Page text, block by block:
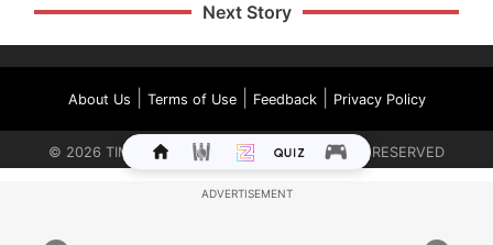
Next Story
About Us Terms of Use| Feedback| Privacy Policy
© 2026 TIMES INTERNET LIMITED. ALL RIGHTS RESERVED